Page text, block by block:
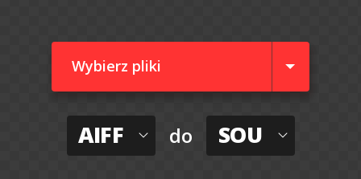
Wybierz pliki
AIFF do SOU